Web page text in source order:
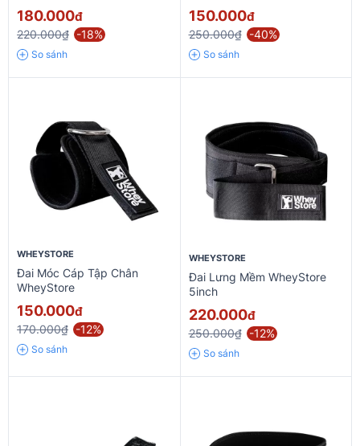
180.000đ
220.000₫ -18%
So sánh
150.000đ
250.000₫ -40%
So sánh
WHEYSTORE
Đai Móc Cáp Tập Chân
WheyStore
150.000đ
170.000₫ -12%
So sánh
WHEYSTORE
Đai Lưng Mềm WheyStore
5inch
220.000đ
250.000₫ -12%
So sánh